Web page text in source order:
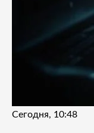
Сегодня, 10:48